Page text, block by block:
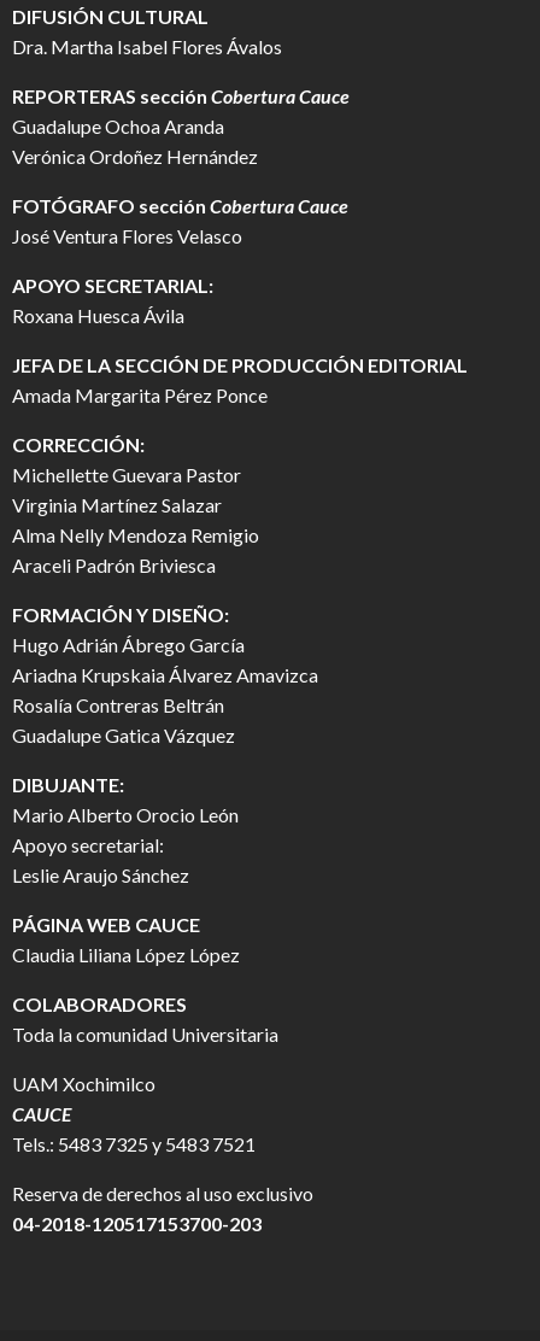
DIFUSIÓN CULTURAL
Dra. Martha Isabel Flores Ávalos
REPORTERAS sección Cobertura Cauce
Guadalupe Ochoa Aranda
Verónica Ordoñez Hernández
FOTÓGRAFO sección Cobertura Cauce
José Ventura Flores Velasco
APOYO SECRETARIAL:
Roxana Huesca Ávila
JEFA DE LA SECCIÓN DE PRODUCCIÓN EDITORIAL
Amada Margarita Pérez Ponce
CORRECCIÓN:
Michellette Guevara Pastor
Virginia Martínez Salazar
Alma Nelly Mendoza Remigio
Araceli Padrón Briviesca
FORMACIÓN Y DISEÑO:
Hugo Adrián Ábrego García
Ariadna Krupskaia Álvarez Amavizca
Rosalía Contreras Beltrán
Guadalupe Gatica Vázquez
DIBUJANTE:
Mario Alberto Orocio León
Apoyo secretarial:
Leslie Araujo Sánchez
PÁGINA WEB CAUCE
Claudia Liliana López López
COLABORADORES
Toda la comunidad Universitaria
UAM Xochimilco
CAUCE
Tels.: 5483 7325 y 5483 7521
Reserva de derechos al uso exclusivo
04-2018-120517153700-203